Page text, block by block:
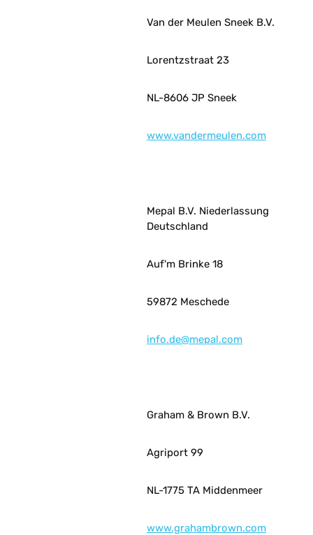
Van der Meulen Sneek B.V.
Lorentzstraat 23
NL-8606 JP Sneek
www.vandermeulen.com
Mepal B.V. Niederlassung
Deutschland
Auf'm Brinke 18
59872 Meschede
info.de@mepal.com
Graham & Brown B.V.
Agriport 99
NL-1775 TA Middenmeer
www.grahambrown.com